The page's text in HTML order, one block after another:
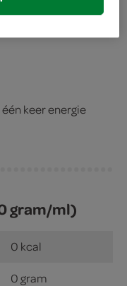
4 uur in de oven
keer energie
gram/ml)
0 kcal
0 gram